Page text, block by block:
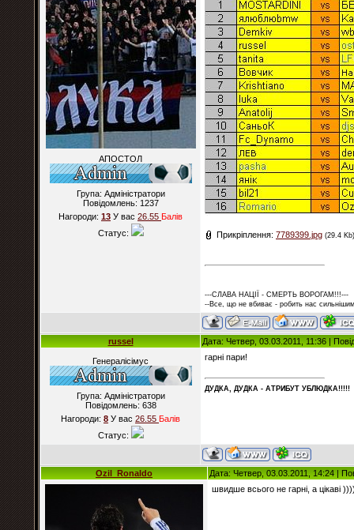
АПОСТОЛ
Група: Адміністратори
Повідомлень: 1237
Нагороди: 13 У вас 26.55 Балiв
Статус:
Прикріплення: 7789399.jpg (29.4 Kb)
---СЛАВА НАЦІЇ - СМЕРТЬ ВОРОГАМ!!!---
--Все, що не вбиває - робить нас
russel Дата: Четвер, 03.03.2011, 11:36 |
Генералісімус
Група: Адміністратори
Повідомлень: 638
Нагороди: 8 У вас 26.55 Балiв
Статус:
гарні пари!
ДУДКА, ДУДКА - АТРИБУT УБЛЮДКА!!!!!
Ozil_Ronaldo Дата: Четвер, 03.03.2011, 14:24 |
швидше всього не гарні, а цікаві